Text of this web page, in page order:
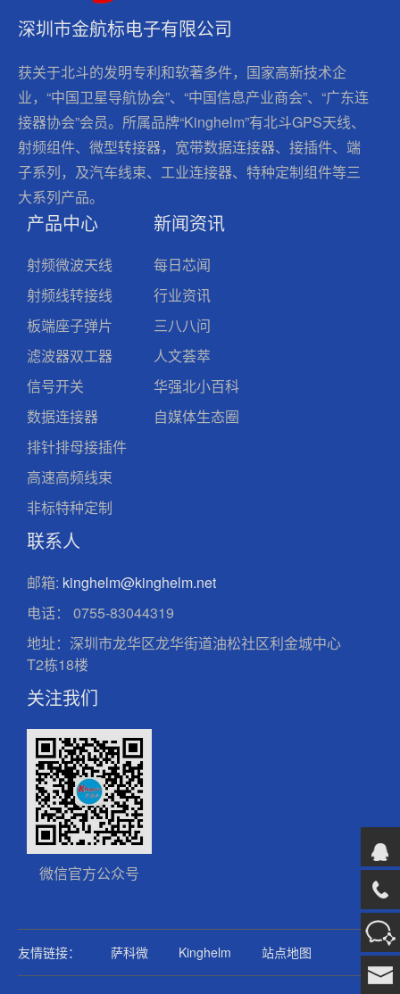
深圳市金航标电子有限公司
获关于北斗的发明专利和软著多件，国家高新技术企
业，“中国卫星导航协会”、“中国信息产业商会”、“广东连
接器协会”会员。所属品牌“Kinghelm”有北斗GPS天线、
射频组件、微型转接器，宽带数据连接器、接插件、端
子系列，及汽车线束、工业连接器、特种定制组件等三
大系列产品。
产品中心
射频微波天线
射频线转接线
板端座子弹片
滤波器双工器
信号开关
数据连接器
排针排母接插件
高速高频线束
非标特种定制
新闻资讯
每日芯闻
行业资讯
三八八问
人文荟萃
华强北小百科
自媒体生态圈
联系人
邮箱: kinghelm@kinghelm.net
电话：
0755-83044319
地址：深圳市龙华区龙华街道油松社区利金城中心
T2栋18楼
关注我们
微信官方公众号
友情链接： 萨科微 Kinghelm 站点地图